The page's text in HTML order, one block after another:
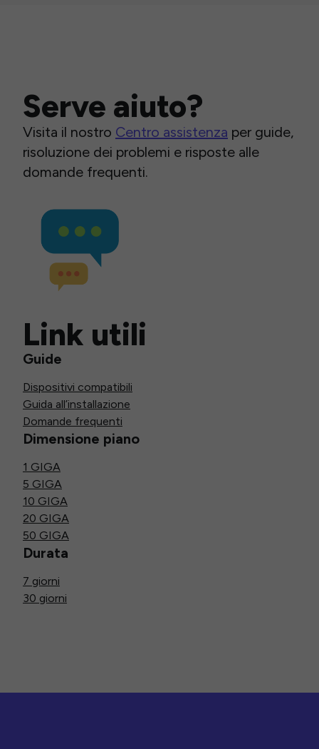
Serve aiuto?
Visita il nostro Centro assistenza per guide,
risoluzione dei problemi e risposte alle
domande frequenti.
Link utili
Guide
Dispositivi compatibili
Guida all’installazione
Domande frequenti
Dimensione piano
1 GIGA
5 GIGA
10 GIGA
20 GIGA
50 GIGA
Durata
7 giorni
30 giorni